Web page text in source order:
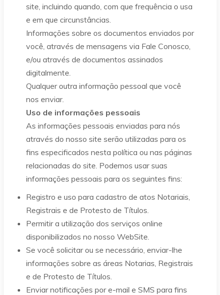
site, incluindo quando, com que frequência o usa
e em que circunstâncias.
Informações sobre os documentos enviados por
você, através de mensagens via Fale Conosco,
e/ou através de documentos assinados
digitalmente.
Qualquer outra informação pessoal que você
nos enviar.
Uso de informações pessoais
As informações pessoais enviadas para nós
através do nosso site serão utilizadas para os
fins especificados nesta política ou nas páginas
relacionadas do site. Podemos usar suas
informações pessoais para os seguintes fins:
Registro e uso para cadastro de atos Notariais,
Registrais e de Protesto de Títulos.
Permitir a utilização dos serviços online
disponibilizados no nosso WebSite.
Se você solicitar ou se necessário, enviar-lhe
informações sobre as áreas Notarias, Registrais
e de Protesto de Títulos.
Enviar notificações por e-mail e SMS para fins